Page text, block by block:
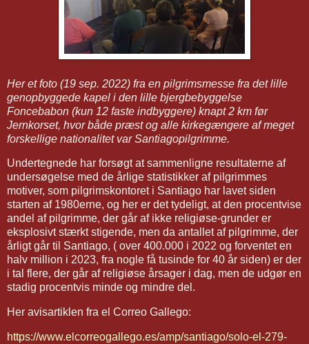
Her et foto (19 sep. 2022) fra en pilgrimsmesse fra det lille
genopbyggede kapel i den lille bjergbebyggelse
Foncebabon (kun 12 faste indbyggere) knapt 2 km før
Jernkorset, hvor både præst og alle kirkegængere af meget
forskellige nationalitet var Santiagopilgrimme.
Undertegnede har forsøgt at sammenligne resultaterne af
undersøgelse med de årlige statistikker af pilgrimmes
motiver, som pilgrimskontoret i Santiago har lavet siden
starten af 1980erne, og her er det tydeligt, at den procentvise
andel af pilgrimme, der går af ikke religiøse-grunder er
eksplosivt stærkt stigende, men da antallet af pilgrimme, der
årligt går til Santiago, ( over 400.000 i 2022 og forventet en
halv million i 2023, fra nogle få tusinde for 40 år siden) er der
i tal flere, der går af religiøse årsager i dag, men de udgør en
stadig procentvis minde og mindre del.
Her avisartiklen fra el Correo Gallego:
https://www.elcorreogallego.es/amp/santiago/solo-el-279-